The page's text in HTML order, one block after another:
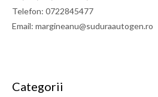
Telefon: 0722845477
Email: margineanu@suduraautogen.ro
Categorii